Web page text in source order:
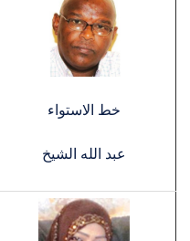
خط الاستواء
عبد الله الشيخ